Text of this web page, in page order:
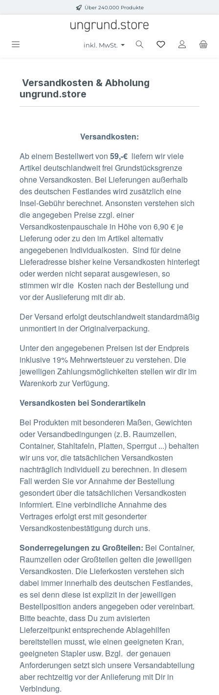
Zum Hauptinhalt springenÜber 240.000 Produkte
inkl. MwSt.
Versandkosten & Abholung
ungrund.store
Versandkosten:
Ab einem Bestellwert von 59,-€ liefern wir viele
Artikel deutschlandweit frei Grundstücksgrenze
ohne Versandkosten. Bei Lieferungen außerhalb
des deutschen Festlandes wird zusätzlich eine
Insel-Gebühr berechnet. Ansonsten verstehen sich
die angegeben Preise zzgl. einer
Versandkostenpauschale in Höhe von 6,90 € je
Lieferung oder zu den im Artikel alternativ
angegebenen Individualkosten. Sind für deine
Lieferadresse bisher keine Versandkosten hinterlegt
oder werden nicht separat ausgewiesen, so
stimmen wir die Kosten nach der Bestellung und
vor der Auslieferung mit dir ab.
Der Versand erfolgt deutschlandweit standardmäßig
unmontiert in der Originalverpackung.
Unter den angegebenen Preisen ist der Endpreis
inklusive 19% Mehrwertsteuer zu verstehen. Die
jeweiligen Zahlungsmöglichkeiten stellen wir dir im
Warenkorb zur Verfügung.
Versandkosten bei Sonderartikeln
Bei Produkten mit besonderen Maßen, Gewichten
oder Versandbedingungen (z. B. Raumzellen,
Container, Stahltafeln, Platten, Sperrgut ...) behalten
wir uns vor, die tatsächlichen Versandkosten
nachträglich individuell zu berechnen. In diesem
Fall werden Sie vor Annahme der Bestellung
gesondert über die tatsächlichen Versandkosten
informiert. Eine verbindliche Annahme des
Vertrages erfolgt erst mit gesonderter
Versandkostenbestätigung durch uns.
Sonderregelungen zu Großteilen: Bei Container,
Raumzellen oder Großteilen gelten die jeweiligen
Versandkosten. Die Lieferkosten verstehen sich
dabei immer innerhalb des deutschen Festlandes,
es sei denn diese ist explizit in der jeweiligen
Bestellposition anders angegeben oder vereinbart.
Bitte beachte, dass Du zum avisierten
Lieferzeitpunkt entsprechende Ablagehilfen
bereitstellen musst, wie einen geeigneten Kran,
geeigneten Stapler usw. Bzgl. der genauen
Anforderungen setzt sich unsere Versandabteilung
aber rechtzeitig vor der Anlieferung mit Dir in
Verbindung.